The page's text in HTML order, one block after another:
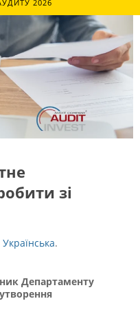
2026
зі
Українська.
Департаменту